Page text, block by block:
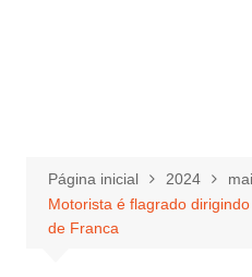
Página inicial 2024
Motorista é flagrado
de Franca